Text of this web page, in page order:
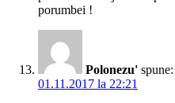
porumbei !
Polonezu' spune:
01.11.2017 la 22:21